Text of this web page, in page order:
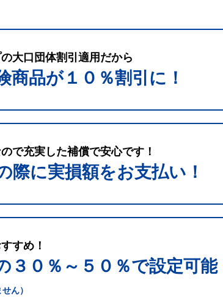
大口団体割引適用だから
商品が１０％割引に！
で充実した補償で安心です！
際に実損額をお支払い！
すめ！
３０％～５０％で設定可能
ん）